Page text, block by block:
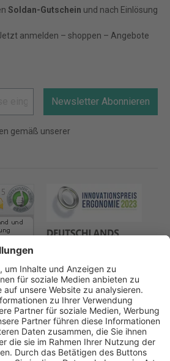
Soldan-Gutschein und nach Einlösung
Jetzt anmelden – shoppen – Angebote
Newsletter Abonnieren
gemäß unserer